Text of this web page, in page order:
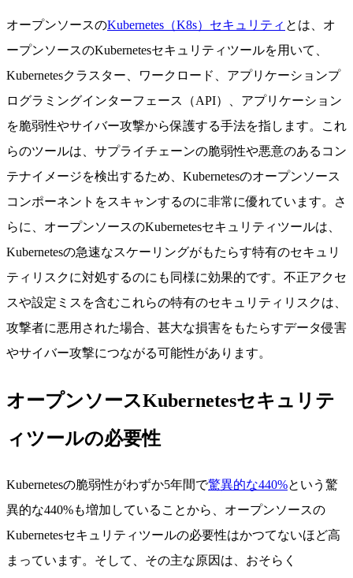
オープンソースのKubernetes（K8s）セキュリティ とは、オ
ープンソースのKubernetesセキュリティツールを用いて、
Kubernetesクラスター、ワークロード、アプリケーションプ
ログラミングインターフェース（API）、アプリケーション
を脆弱性やサイバー攻撃から保護する手法を指します。これ
らのツールは、サプライチェーンの脆弱性や悪意のあるコン
テナイメージを検出するため、Kubernetesのオープンソース
コンポーネントをスキャンするのに非常に優れています。さ
らに、オープンソースのKubernetesセキュリティツールは、
Kubernetesの急速なスケーリングがもたらす特有のセキュリ
ティリスクに対処するのにも同様に効果的です。不正アクセ
スや設定ミスを含むこれらの特有のセキュリティリスクは、
攻撃者に悪用された場合、甚大な損害をもたらすデータ侵害
やサイバー攻撃につながる可能性があります。
オープンソースKubernetesセキュリテ
ィツールの必要性
Kubernetesの脆弱性がわずか5年間で驚異的な440%という驚
異的な440%も増加していることから、オープンソースの
Kubernetesセキュリティツールの必要性はかつてないほど高
まっています。そして、その主な原因は、おそらく